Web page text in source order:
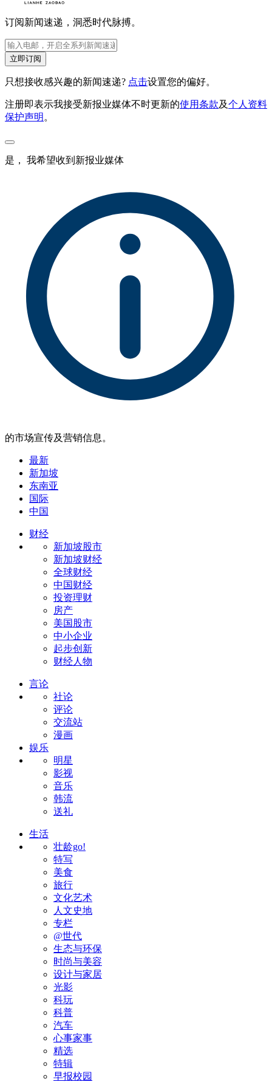
订阅新闻速递，洞悉时代脉搏。
立即订阅
只想接收感兴趣的新闻速递? 点击设置您的偏好。
注册即表示我接受新报业媒体不时更新的使用条款及个人资料
保护声明 。
是， 我希望收到新报业媒体
的市场宣传及营销信息。
最新
新加坡
东南亚
国际
中国
财经
新加坡股市
新加坡财经
全球财经
中国财经
投资理财
房产
美国股市
中小企业
起步创新
财经人物
言论
社论
评论
交流站
漫画
娱乐
明星
影视
音乐
韩流
送礼
生活
壮龄go!
特写
美食
旅行
文化艺术
人文史地
专栏
@世代
生态与环保
时尚与美容
设计与家居
光影
科玩
科普
汽车
心事家事
精选
特辑
早报校园